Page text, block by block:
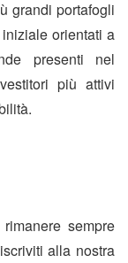
grandi portafogli
orientati a
presenti nel
più attivi
sempre
alla nostra